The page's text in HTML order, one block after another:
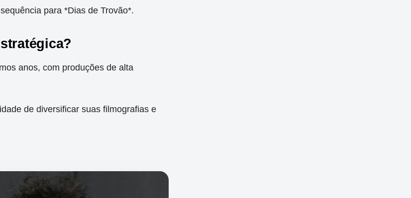
para *Dias de Trovão*.
anos, com produções de alta
de diversificar suas filmografias e